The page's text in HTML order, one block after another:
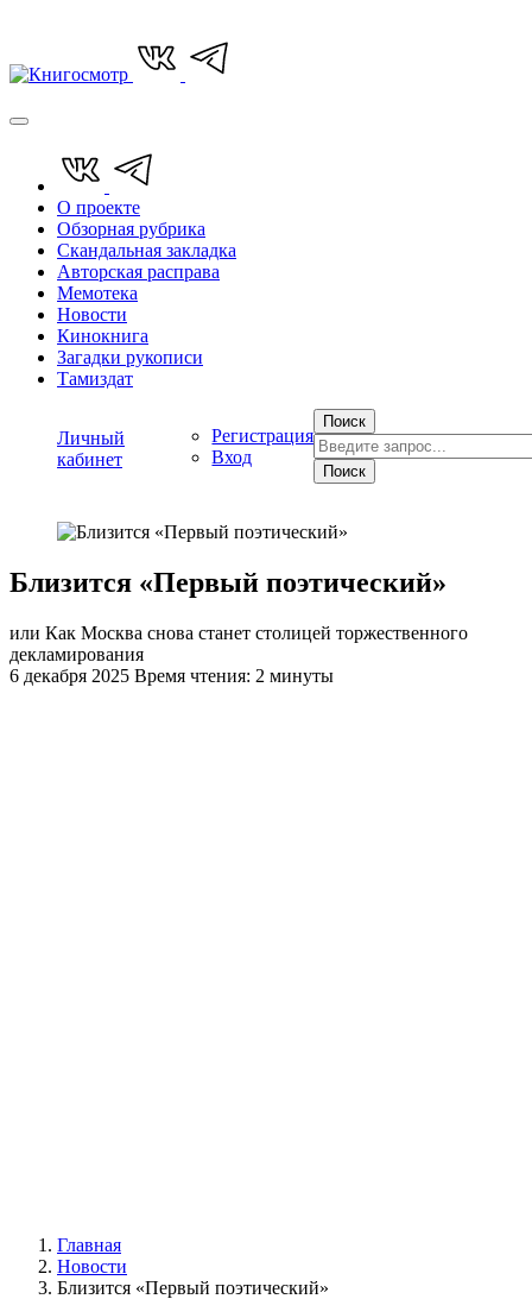
О проекте
Обзорная рубрика
Скандальная закладка
Авторская расправа
Мемотека
Новости
Кинокнига
Загадки рукописи
Тамиздат
Личный
кабинет
Регистрация
Вход
Поиск
Поиск
Близится «Первый поэтический»
или Как Москва снова станет столицей торжественного
декламирования
6 декабря 2025 Время чтения: 2 минуты
Главная
Новости
Близится «Первый поэтический»